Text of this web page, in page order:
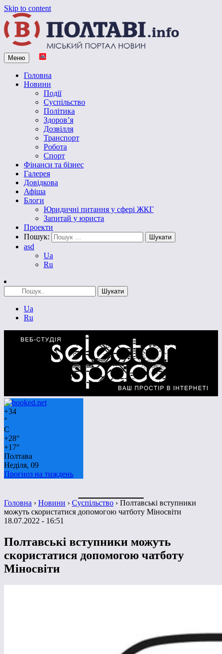
Skip to content
Vpoltave.info
Полтавський портал новин
Меню
Головна
Новини
Події
Суспільство
Політика
Здоров’я
Дозвілля
Транспорт
Робота
Спорт
Фінанси та бізнес
Галерея
Довідкова
Афіша
Блоги
Юридичні питання у сфері ЖКГ
Запитай у юриста
Проекти
Пошук:
asd
Ua
Ru
Ua
Ru
+34
°
C
+28°
+17°
Полтава
Неділя, 09
Прогноз на тиждень
Головна › Новини › Суспільство › Полтавські вступники
можуть скористатися допомогою чатботу Міносвіти
18.07.2022 - 16:51
Полтавські вступники можуть
скористатися допомогою чатботу
Міносвіти